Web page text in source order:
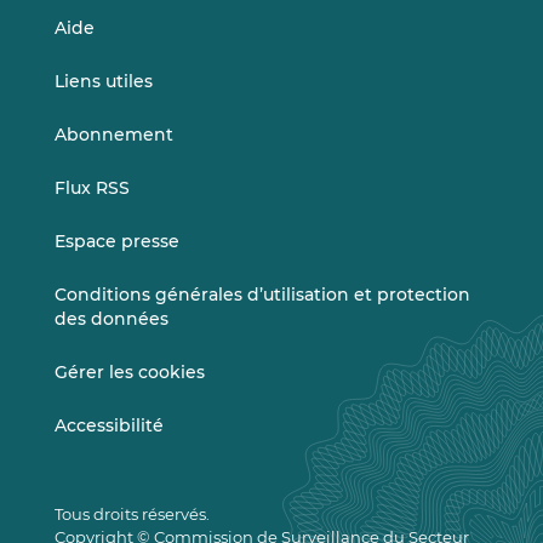
Aide
Liens utiles
Abonnement
Flux RSS
Espace presse
Conditions générales d’utilisation et protection
des données
Gérer les cookies
Accessibilité
Tous droits réservés.
Copyright © Commission de Surveillance du Secteur